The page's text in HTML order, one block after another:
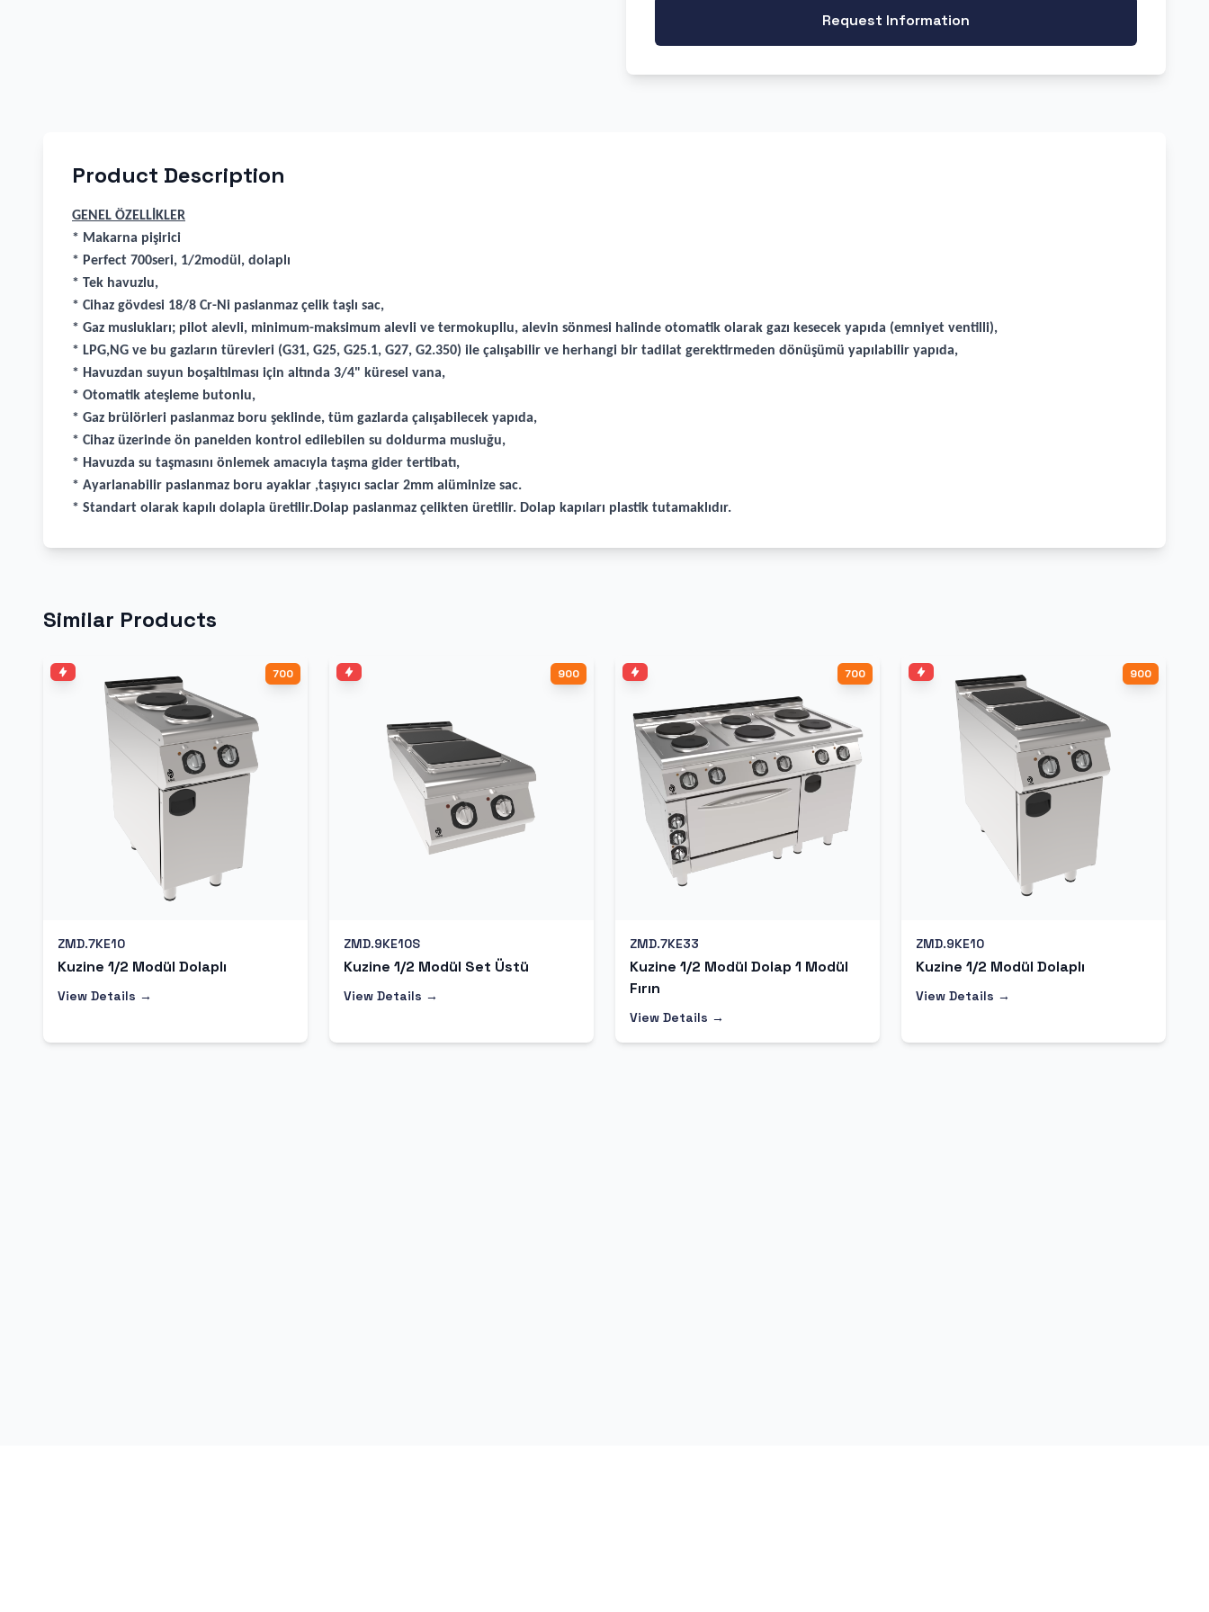
Request Information
Product Description
GENEL ÖZELLİKLER
* Makarna pişirici
* Perfect 700seri, 1/2modül, dolaplı
* Tek havuzlu,
* Cihaz gövdesi 18/8 Cr-Ni paslanmaz çelik taşlı sac,
* Gaz muslukları; pilot alevli, minimum-maksimum alevli ve termokupllu, alevin sönmesi halinde otomatik olarak gazı kesecek yapıda (emniyet ventilli),
* LPG,NG ve bu gazların türevleri (G31, G25, G25.1, G27, G2.350) ile çalışabilir ve herhangi bir tadilat gerektirmeden dönüşümü yapılabilir yapıda,
* Havuzdan suyun boşaltılması için altında 3/4" küresel vana,
* Otomatik ateşleme butonlu,
* Gaz brülörleri paslanmaz boru şeklinde, tüm gazlarda çalışabilecek yapıda,
* Cihaz üzerinde ön panelden kontrol edilebilen su doldurma musluğu,
* Havuzda su taşmasını önlemek amacıyla taşma gider tertibatı,
* Ayarlanabilir paslanmaz boru ayaklar ,taşıyıcı saclar 2mm alüminize sac.
* Standart olarak kapılı dolapla üretilir.Dolap paslanmaz çelikten üretilir. Dolap kapıları plastik tutamaklıdır.
Similar Products
700
ZMD.7KE10
Kuzine 1/2 Modül Dolaplı
View Details →
900
ZMD.9KE10S
Kuzine 1/2 Modül Set Üstü
View Details →
700
ZMD.7KE33
Kuzine 1/2 Modül Dolap 1 Modül
Fırın
View Details →
900
ZMD.9KE10
Kuzine 1/2 Modül Dolaplı
View Details →